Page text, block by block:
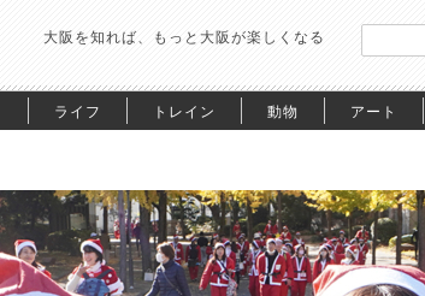
大阪を知れば、もっと大阪が楽しくなる
ライフ トレイン 動物 アート